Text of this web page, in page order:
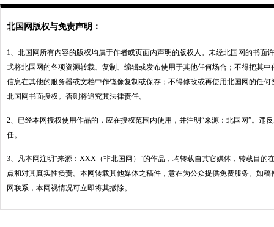
北国网版权与免责声明：
1、北国网所有内容的版权均属于作者或页面内声明的版权人。未经北国网的书面
式将北国网的各项资源转载、复制、编辑或发布使用于其他任何场合；不得把其
信息在其他的服务器或文档中作镜像复制或保存；不得修改或再使用北国网的任
北国网书面授权。否则将追究其法律责任。
2、已经本网授权使用作品的，应在授权范围内使用，并注明“来源：北国网”。违
任。
3、凡本网注明“来源：XXX（非北国网）”的作品，均转载自其它媒体，转载目的
点和对其真实性负责。本网转载其他媒体之稿件，意在为公众提供免费服务。如
网联系，本网视情况可立即将其撤除。